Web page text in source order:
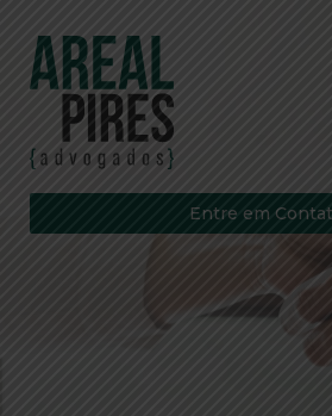
Entre em